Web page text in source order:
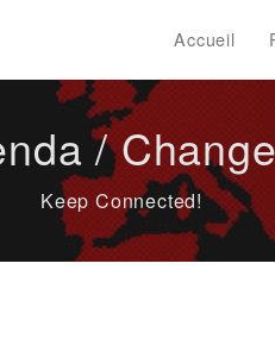
Accueil
/
Keep Connected!